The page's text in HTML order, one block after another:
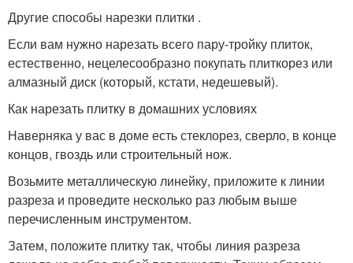
Другие способы нарезки плитки .
Если вам нужно нарезать всего пару-тройку плиток,
естественно, нецелесообразно покупать плиткорез или
алмазный диск (который, кстати, недешевый).
Как нарезать плитку в домашних условиях
Наверняка у вас в доме есть стеклорез, сверло, в конце
концов, гвоздь или строительный нож.
Возьмите металлическую линейку, приложите к линии
разреза и проведите несколько раз любым выше
перечисленным инструментом.
Затем, положите плитку так, чтобы линия разреза